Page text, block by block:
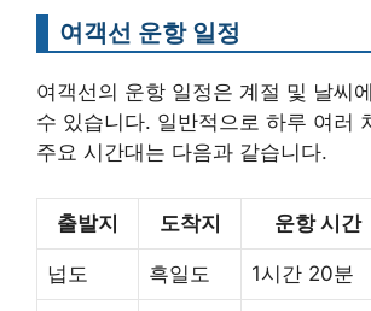
여객선 운항 일정
여객선의 운항 일정은 계절 및 날씨
수 있습니다. 일반적으로 하루 여러
주요 시간대는 다음과 같습니다.
출발지 도착지 운항 시간
넙도 흑일도 1시간 20분